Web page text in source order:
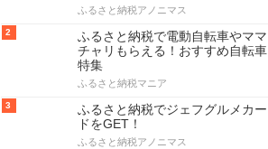
ふるさと納税アノニマス
2
ふるさと納税で電動自転車やママ
チャリもらえる！おすすめ自転車
特集
ふるさと納税マニア
3
ふるさと納税でジェフグルメカー
ドをGET！
ふるさと納税アノニマス